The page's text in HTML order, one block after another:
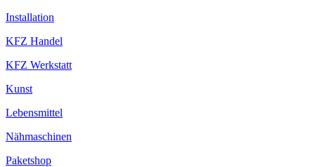
Installation
KFZ Handel
KFZ Werkstatt
Kunst
Lebensmittel
Nähmaschinen
Paketshop